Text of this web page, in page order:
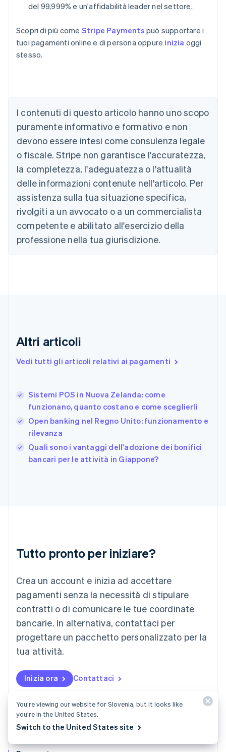
del 99,999% e un'affidabilità leader nel settore.
Scopri di più come Stripe Payments può supportare i
tuoi pagamenti online e di persona oppure inizia oggi
stesso.
I contenuti di questo articolo hanno uno scopo
puramente informativo e formativo e non
devono essere intesi come consulenza legale
o fiscale. Stripe non garantisce l'accuratezza,
la completezza, l'adeguatezza o l'attualità
delle informazioni contenute nell'articolo. Per
assistenza sulla tua situazione specifica,
rivolgiti a un avvocato o a un commercialista
competente e abilitato all'esercizio della
professione nella tua giurisdizione.
Altri articoli
Vedi tutti gli articoli relativi ai pagamenti
Sistemi POS in Nuova Zelanda: come
funzionano, quanto costano e come sceglierli
Open banking nel Regno Unito: funzionamento e
rilevanza
Quali sono i vantaggi dell'adozione dei bonifici
bancari per le attività in Giappone?
Tutto pronto per iniziare?
Crea un account e inizia ad accettare
pagamenti senza la necessità di stipulare
contratti o di comunicare le tue coordinate
bancarie. In alternativa, contattaci per
progettare un pacchetto personalizzato per la
tua attività.
Inizia ora Contattaci
English
Austria
Deutsch English
Belgio
NederlandsFrançaisDeutschEnglish
PortuguêsEnglish
Bulgaria
English
Canada
English Français
Cina continentale
Cipro
English
EnglishSvenska
FrançaisEnglish
Giappone
日本語English
English
Grecia
English
India
Lituania
Lussemburgo
Deutsch English
Malaysia
English 简体中文
Malta
Messico
EspañolEnglish
English
Nuova Zelanda
Paesi Bassi
NederlandsEnglish
Polonia
English
Portogallo
You’re viewing our website for Slovenia, but it looks like
you’re in the United States.
Switch to the United States site